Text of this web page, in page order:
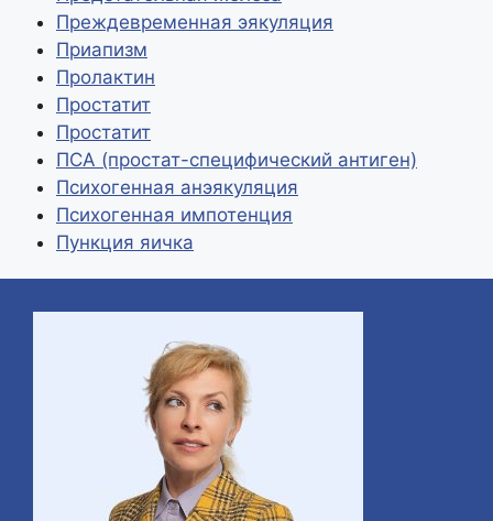
Преждевременная эякуляция
Приапизм
Пролактин
Простатит
Простатит
ПСА (простат-специфический антиген)
Психогенная анэякуляция
Психогенная импотенция
Пункция яичка